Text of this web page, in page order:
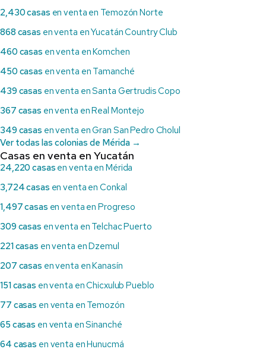
2,430 casas en venta en Temozón Norte
868 casas en venta en Yucatán Country Club
460 casas en venta en Komchen
450 casas en venta en Tamanché
439 casas en venta en Santa Gertrudis Copo
367 casas en venta en Real Montejo
349 casas en venta en Gran San Pedro Cholul
Ver todas las colonias de Mérida →
Casas en venta en Yucatán
24,220 casas en venta en Mérida
3,724 casas en venta en Conkal
1,497 casas en venta en Progreso
309 casas en venta en Telchac Puerto
221 casas en venta en Dzemul
207 casas en venta en Kanasín
151 casas en venta en Chicxulub Pueblo
77 casas en venta en Temozón
65 casas en venta en Sinanché
64 casas en venta en Hunucmá